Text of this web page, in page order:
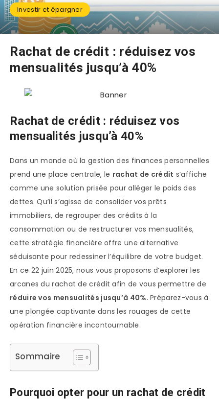
Investir et épargner
Rachat de crédit : réduisez vos
mensualités jusqu’à 40%
Rachat de crédit : réduisez vos
mensualités jusqu’à 40%
Dans un monde où la gestion des finances personnelles
prend une place centrale, le rachat de crédit s’affiche
comme une solution prisée pour alléger le poids des
dettes. Qu’il s’agisse de consolider vos prêts
immobiliers, de regrouper des crédits à la
consommation ou de restructurer vos mensualités,
cette stratégie financière offre une alternative
séduisante pour redessiner l’équilibre de votre budget.
En ce 22 juin 2025, nous vous proposons d’explorer les
arcanes du rachat de crédit afin de vous permettre de
réduire vos mensualités jusqu’à 40%. Préparez-vous à
une plongée captivante dans les rouages de cette
opération financière incontournable.
Sommaire
Pourquoi opter pour un rachat de crédit